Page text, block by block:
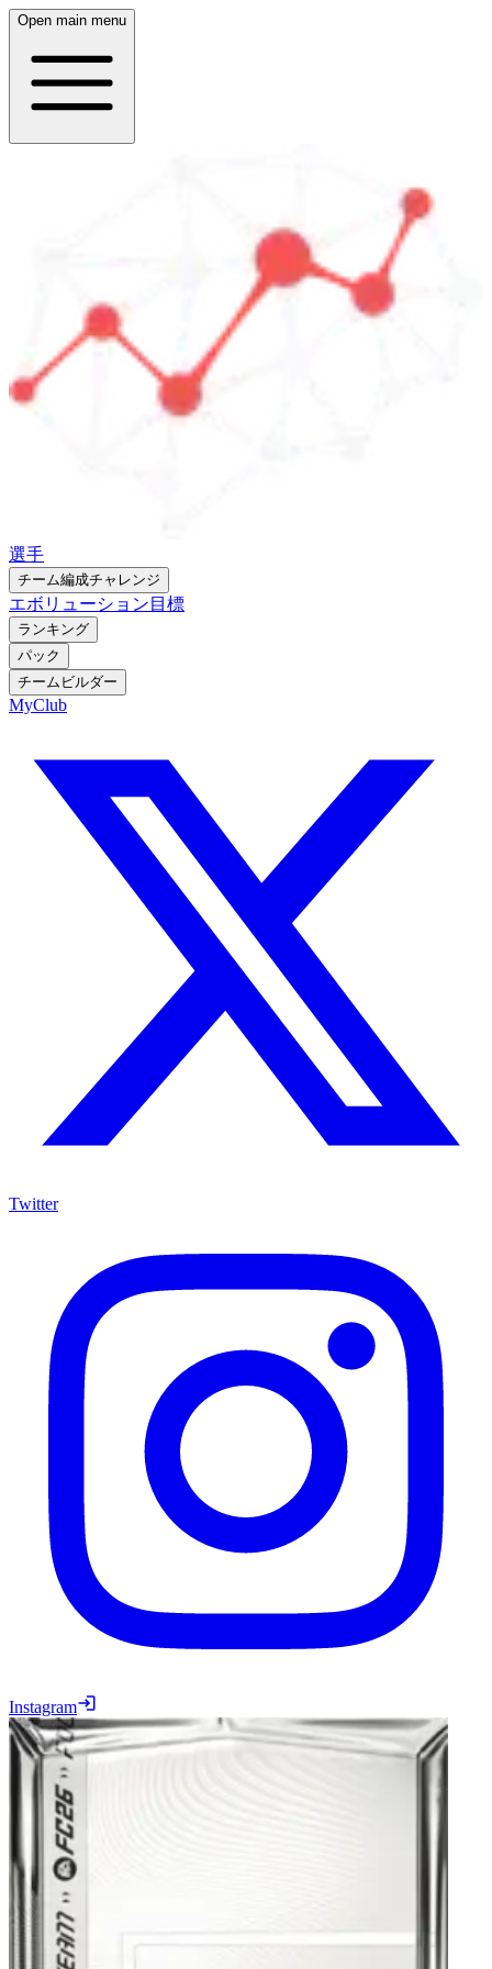
Open main menu
選手
チーム編成チャレンジ
エボリューション 目標
ランキング
パック
チームビルダー
MyClub
Twitter
Instagram